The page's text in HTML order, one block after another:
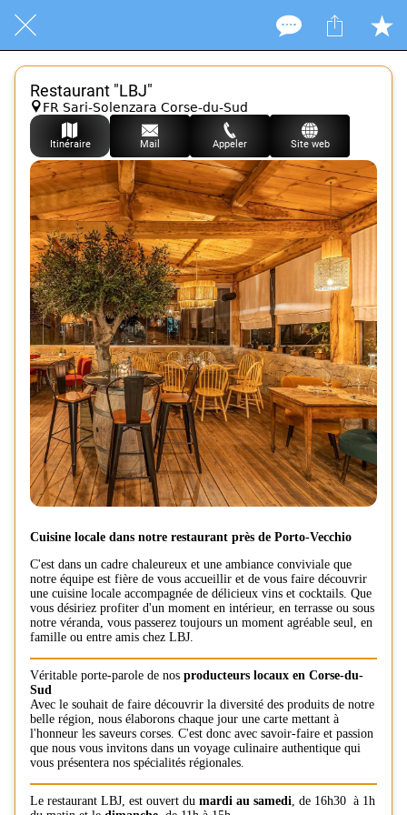
Restaurant "LBJ"
FR Sari-Solenzara Corse-du-Sud
Itinéraire Mail Appeler Site web
Cuisine locale dans notre restaurant près de Porto-Vecchio
C'est dans un cadre chaleureux et une ambiance conviviale que
notre équipe est fière de vous accueillir et de vous faire découvrir
une cuisine locale accompagnée de délicieux vins et cocktails. Que
vous désiriez profiter d'un moment en intérieur, en terrasse ou sous
notre véranda, vous passerez toujours un moment agréable seul, en
famille ou entre amis chez LBJ.
Véritable porte-parole de nos producteurs locaux en Corse-du-
Sud
Avec le souhait de faire découvrir la diversité des produits de notre
belle région, nous élaborons chaque jour une carte mettant à
l'honneur les saveurs corses. C'est donc avec savoir-faire et passion
que nous vous invitons dans un voyage culinaire authentique qui
vous présentera nos spécialités régionales.
Le restaurant LBJ, est ouvert du mardi au samedi, de 16h30 à 1h